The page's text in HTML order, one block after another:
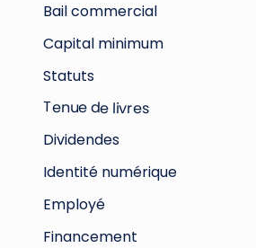
Tenue de livres
Dividendes
Identité numérique
Statuts
Financement
Capital minimum
Bail commercial
Employé